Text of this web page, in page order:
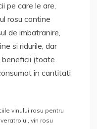
pe care le are,
rosu contine
de imbatranire,
si ridurile, dar
(toate
in cantitati
vinului rosu pentru
, vin rosu